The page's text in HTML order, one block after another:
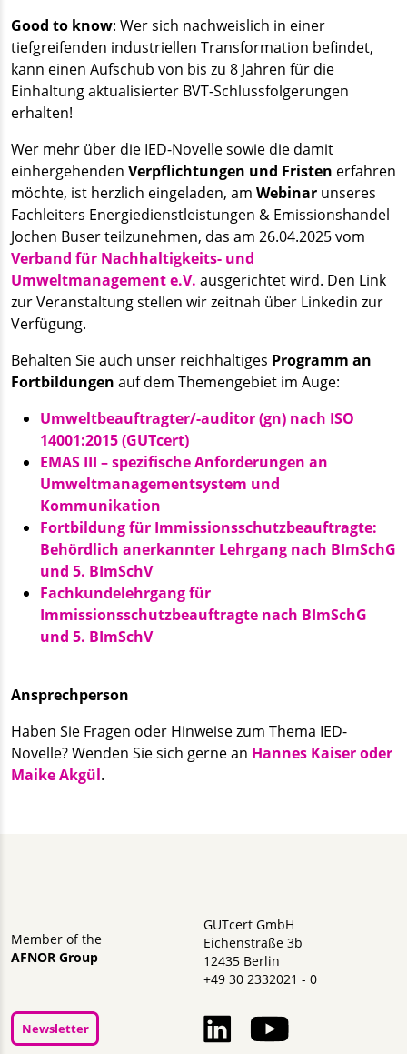
Good to know: Wer sich nachweislich in einer
tiefgreifenden industriellen Transformation befindet,
kann einen Aufschub von bis zu 8 Jahren für die
Einhaltung aktualisierter BVT-Schlussfolgerungen
erhalten!
Wer mehr über die IED-Novelle sowie die damit
einhergehenden Verpflichtungen und Fristen erfahren
möchte, ist herzlich eingeladen, am Webinar unseres
Fachleiters Energiedienstleistungen & Emissionshandel
Jochen Buser teilzunehmen, das am 26.04.2025 vom
Verband für Nachhaltigkeits- und
Umweltmanagement e.V. ausgerichtet wird. Den Link
zur Veranstaltung stellen wir zeitnah über Linkedin zur
Verfügung.
Behalten Sie auch unser reichhaltiges Programm an
Fortbildungen auf dem Themengebiet im Auge:
Umweltbeauftragter/-auditor (gn) nach ISO
14001:2015 (GUTcert)
EMAS III – spezifische Anforderungen an
Umweltmanagementsystem und
Kommunikation
Fortbildung für Immissionsschutzbeauftragte:
Behördlich anerkannter Lehrgang nach BImSchG
und 5. BImSchV
Fachkundelehrgang für
Immissionsschutzbeauftragte nach BImSchG
und 5. BImSchV
Ansprechperson
Haben Sie Fragen oder Hinweise zum Thema IED-
Novelle? Wenden Sie sich gerne an Hannes Kaiser oder
Maike Akgül.
Member of the
AFNOR Group
GUTcert GmbH
Eichenstraße 3b
12435 Berlin
+49 30 2332021 - 0
Newsletter